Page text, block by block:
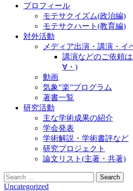
プロフィール
モテサクイズム(政治編)
モテサクハート(教育編)
対外活動
メディア出演・講演・イ
講演などのご依頼
∀・)
動画
気象”楽”プログラム
著書一覧
研究活動
主な学術成果の紹介
学会発表
学術解説・学術書評など
研究プロジェクト
論文リスト(主著・共著)
Search
for:
Uncategorized